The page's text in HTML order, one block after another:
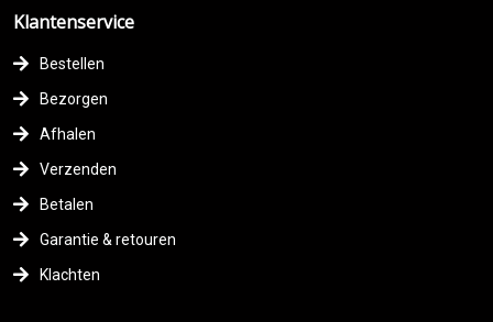
Klantenservice
Bestellen
Bezorgen
Afhalen
Verzenden
Betalen
Garantie & retouren
Klachten